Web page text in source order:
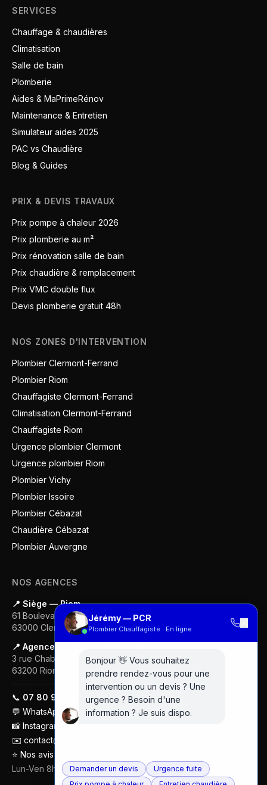
SERVICES
Chauffage & chaudières
Climatisation
Salle de bain
Plomberie
Aides & MaPrimeRénov
Maintenance & Entretien
Simulateur aides 2025
PAC vs Chaudière
Blog & Guides
PRIX & DEVIS TRAVAUX
Prix pompe à chaleur 2026
Prix plomberie au m²
Prix rénovation salle de bain
Prix chaudière & remplacement
Prix VMC double flux
Devis plomberie gratuit 48h
NOS ZONES D'INTERVENTION
Plombier Clermont-Ferrand
Plombier Riom
Chauffagiste Clermont-Ferrand
Climatisation Clermont-Ferrand
Chauffagiste Riom
Urgence plombier Clermont
Urgence plombier Riom
Plombier Vichy
Plombier Issoire
Plombier Cébazat
Chaudière Cébazat
Plombier Auvergne
NOS AGENCES
📍 Siège — Riom
61 Boulevard Gustave Flaubert
63000 Clermont-Ferrand
📍 Agence — Clermont-Ferrand
3 rue Chabrol
63200 Riom
📞 07 80 97 00 74
💬 WhatsApp
📸 Instagram
✉️ contact@plombier-chauffagiste.fr
⭐ Nos avis Google (5/5 · 18 avis)
Lun-Ven 8h-18h
Jérémy — PCR
Plombier Chauffagiste · En ligne
Bonjour 👋 Vous souhaitez
prendre rendez-vous pour une
intervention ou un devis ? Une
urgence ? Besoin d'une
information ? Je suis dispo.
Demander un devis
Urgence fuite